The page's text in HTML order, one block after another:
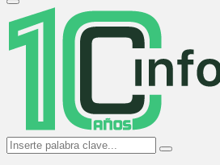
Primary
Menu
Search
for:
Search